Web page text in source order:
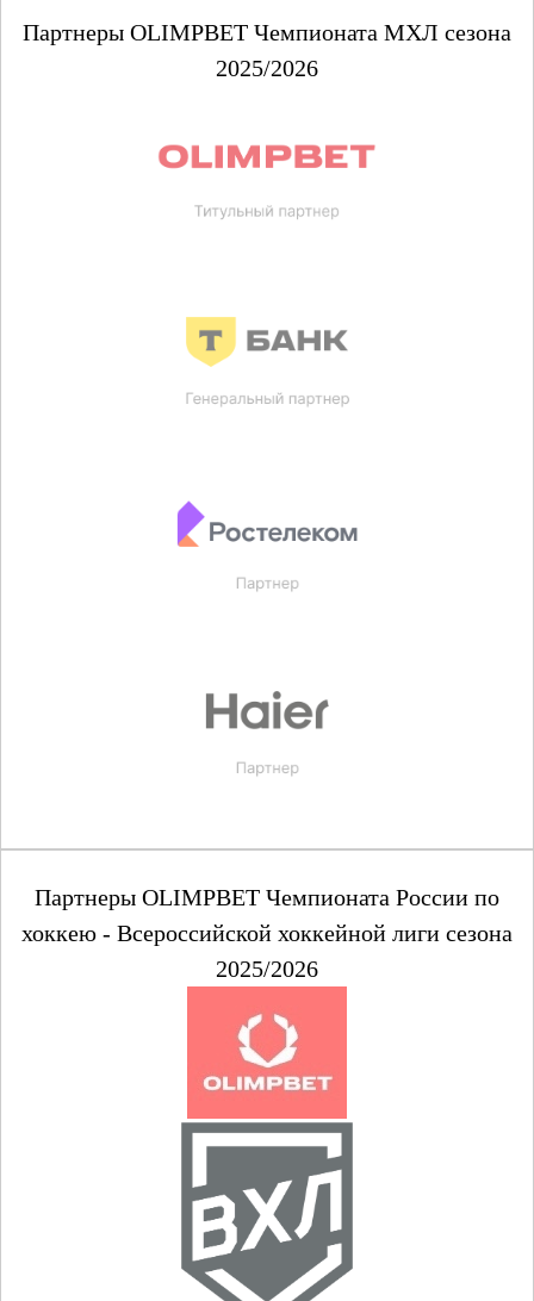
Партнеры OLIMPBET Чемпионата МХЛ сезона
2025/2026
Партнеры OLIMPBET Чемпионата России по
хоккею - Всероссийской хоккейной лиги сезона
2025/2026